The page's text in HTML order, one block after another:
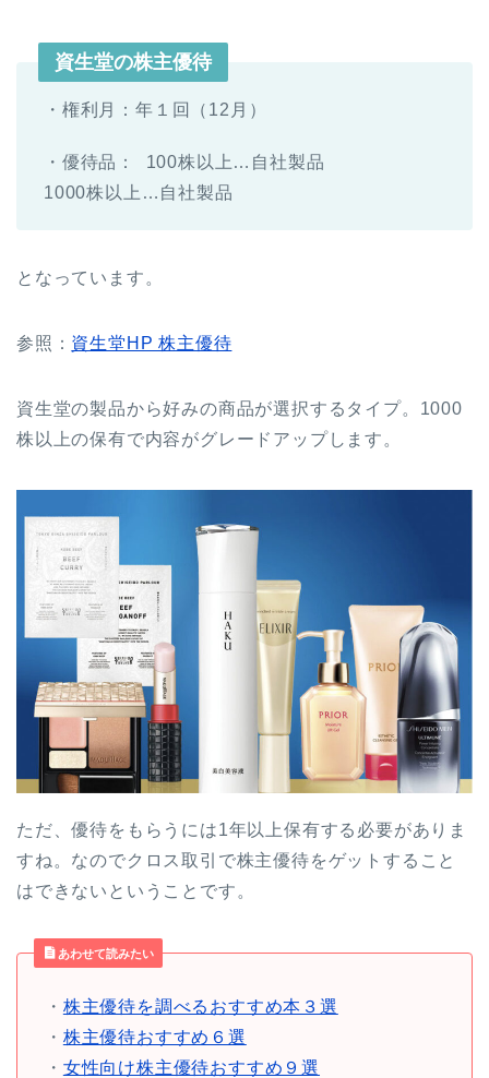
資生堂の株主優待
・権利月：年１回（12月）
・優待品： 100株以上…自社製品
1000株以上…自社製品
となっています。
参照： 資生堂HP 株主優待
資生堂の製品から好みの商品が選択するタイプ。1000
株以上の保有で内容がグレードアップします。
ただ、優待をもらうには1年以上保有する必要がありま
すね。なのでクロス取引で株主優待をゲットすること
はできないということです。
あわせて読みたい
・ 株主優待を調べるおすすめ本３選
・ 株主優待おすすめ６選
・ 女性向け株主優待おすすめ９選